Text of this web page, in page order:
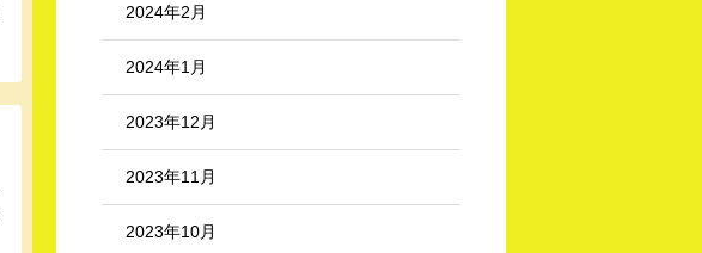
2024年2月
2024年1月
2023年12月
2023年11月
2023年10月